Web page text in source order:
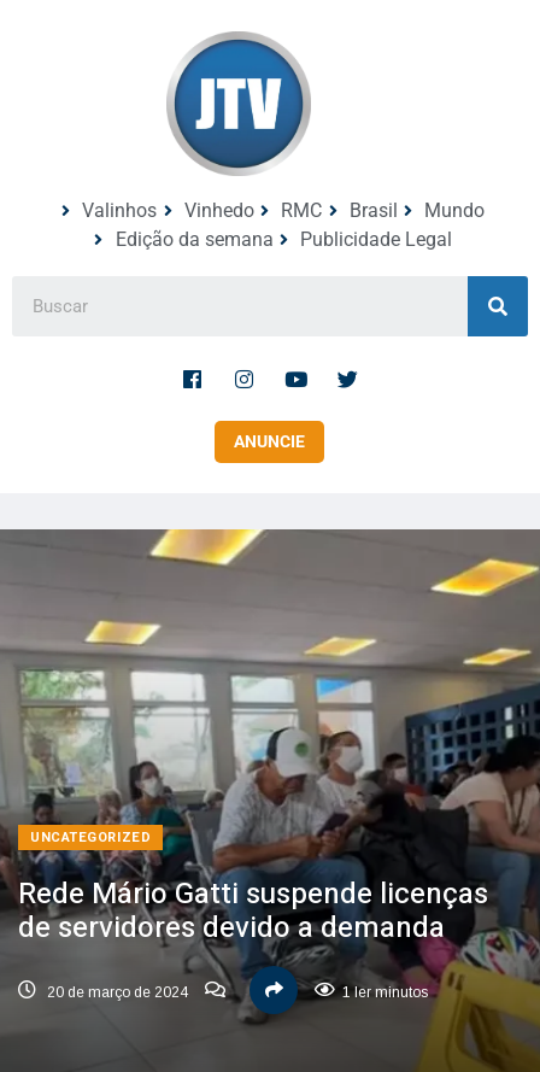
Valinhos Vinhedo RMC Brasil
Mundo
Edição da semana
Publicidade Legal
ANUNCIE
UNCATEGORIZED
Rede Mário Gatti suspende licenças
de servidores devido a demanda
20 de março de 2024 1 ler minutos